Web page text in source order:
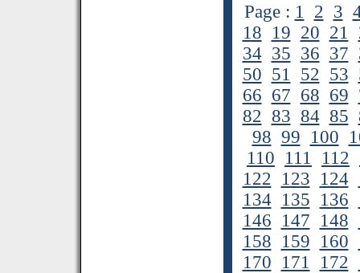
Page : 1 2 3
18 19 20 21
34 35 36 37
50 51 52 53
66 67 68 69
82 83 84 85
98 99 100
110 111 112
122 123 124
134 135 136
146 147 148
158 159 160
170 171 172